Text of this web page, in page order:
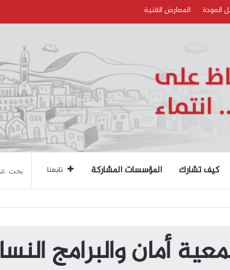
العودة المعارض الفنية
كيف تشارك المؤسسات المشاركة تابعنا
أمان والبرامج